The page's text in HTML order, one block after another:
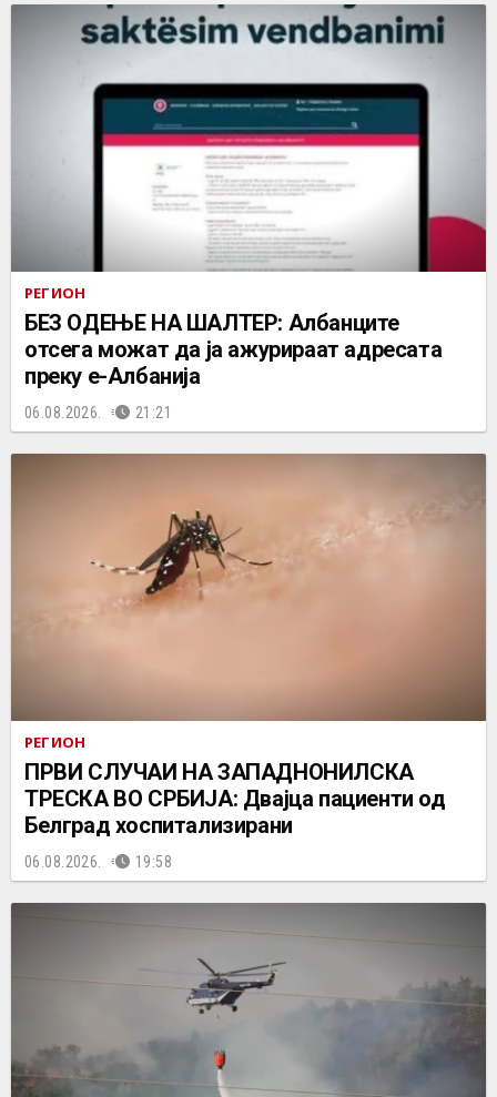
РЕГИОН
БЕЗ ОДЕЊЕ НА ШАЛТЕР: Албанците
отсега можат да ја ажурираат адресата
преку е-Албанија
06.08.2026. 21:21
РЕГИОН
ПРВИ СЛУЧАИ НА ЗАПАДНОНИЛСКА
ТРЕСКА ВО СРБИЈА: Двајца пациенти од
Белград хоспитализирани
06.08.2026. 19:58